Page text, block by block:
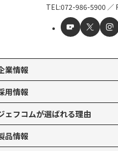
TEL:072-986-5900 ／
業情報
用情報
ェフコムが選ばれる理由
品情報